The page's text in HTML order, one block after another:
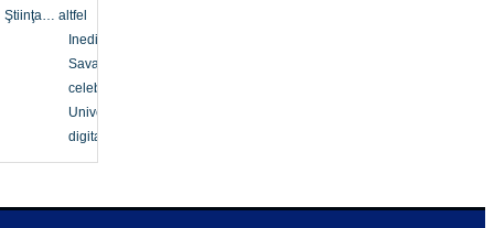
Ştiinţa… altfel
Inedit
Savanți
celebri
Univers
digital